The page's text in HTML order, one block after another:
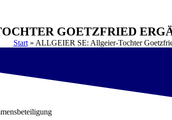
GOETZFRIED
Start» ALLGEIER SE: Allgeier-Tochter